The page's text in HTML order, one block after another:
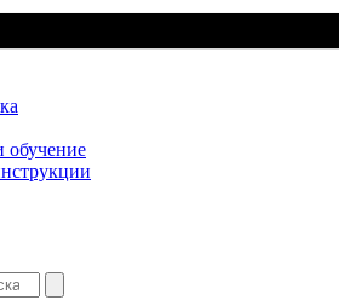
обучение